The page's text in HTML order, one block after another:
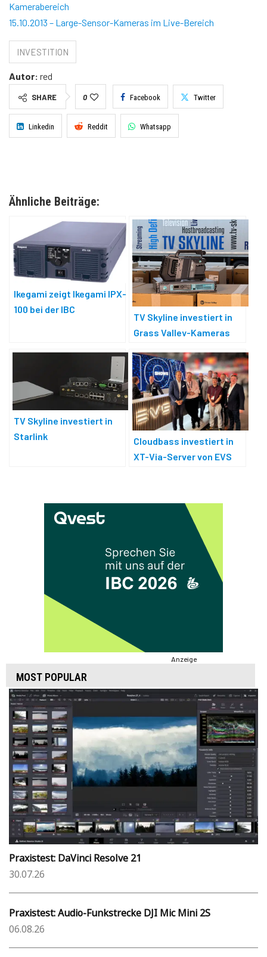
Kamerabereich
15.10.2013 – Large-Sensor-Kameras im Live-Bereich
INVESTITION
Autor: red
SHARE 0 Facebook Twitter
Linkedin Reddit Whatsapp
Ähnliche Beiträge:
Ikegami zeigt Ikegami IPX-
100 bei der IBC
TV Skyline investiert in
Grass Valley-Kameras
TV Skyline investiert in
Starlink
Cloudbass investiert in
XT-Via-Server von EVS
Anzeige
MOST POPULAR
Praxistest: DaVinci Resolve 21
30.07.26
Praxistest: Audio-Funkstrecke DJI Mic Mini 2S
06.08.26